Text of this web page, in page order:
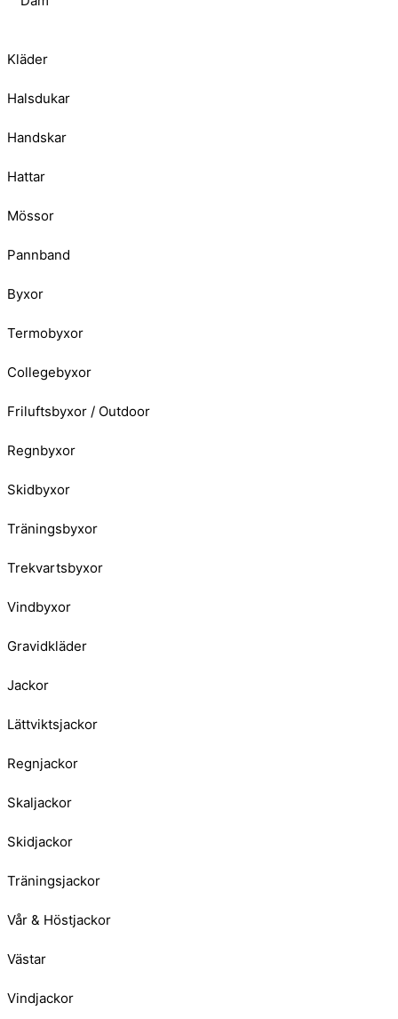
Kläder
Halsdukar
Handskar
Hattar
Mössor
Pannband
Byxor
Termobyxor
Collegebyxor
Friluftsbyxor / Outdoor
Regnbyxor
Skidbyxor
Träningsbyxor
Trekvartsbyxor
Vindbyxor
Gravidkläder
Jackor
Lättviktsjackor
Regnjackor
Skaljackor
Skidjackor
Träningsjackor
Vår & Höstjackor
Västar
Vindjackor